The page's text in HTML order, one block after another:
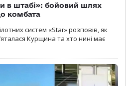
в штабі»: бойовий шлях
комбата
систем «Star» розповів, як
Курщина та хто нині має